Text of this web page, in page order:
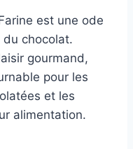
est une ode
du chocolat.
gourmand,
pour les
et les
alimentation.